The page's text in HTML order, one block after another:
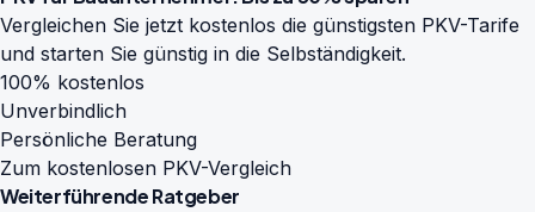
Vergleichen Sie jetzt kostenlos die günstigsten PKV-Tarife
und starten Sie günstig in die Selbständigkeit.
100% kostenlos
Unverbindlich
Persönliche Beratung
Zum kostenlosen PKV-Vergleich
Weiterführende Ratgeber